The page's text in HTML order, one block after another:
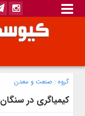
گروه : صنعت و معدن
کیمیاگری در سنگان